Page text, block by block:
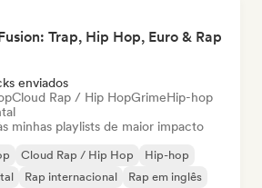
Trap, Hip Hop, Euro & Rap
enviados
Cloud Rap / Hip HopGrimeHip-hop
minhas playlists de maior impacto
Cloud Rap / Hip Hop
Hip-hop
Rap internacional
Rap em inglês